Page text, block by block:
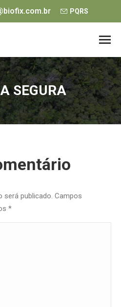
PQRS
SEGURA
Você está aqui:
será publicado. Campos
*